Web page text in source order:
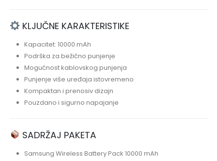
KLJUČNE KARAKTERISTIKE
Kapacitet: 10000 mAh
Podrška za bežično punjenje
Mogućnost kablovskog punjenja
Punjenje više uređaja istovremeno
Kompaktan i prenosiv dizajn
Pouzdano i sigurno napajanje
SADRŽAJ PAKETA
Samsung Wireless Battery Pack 10000 mAh